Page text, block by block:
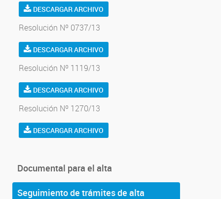
DESCARGAR ARCHIVO
Resolución Nº 0737/13
DESCARGAR ARCHIVO
Resolución Nº 1119/13
DESCARGAR ARCHIVO
Resolución Nº 1270/13
DESCARGAR ARCHIVO
Documental para el alta
Seguimiento de trámites de alta